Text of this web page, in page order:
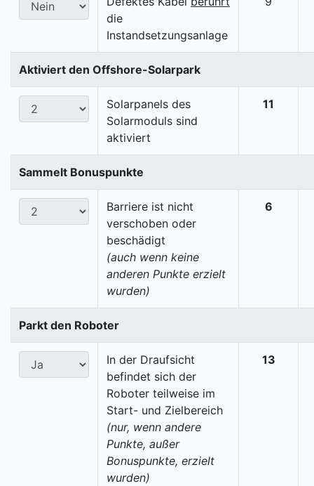
die
Instandsetzungsanlage
Aktiviert den Offshore-Solarpark
Solarpanels des
Solarmoduls sind
aktiviert
11
Sammelt Bonuspunkte
Barriere ist nicht
verschoben oder
beschädigt
(auch wenn keine
anderen Punkte erzielt
wurden)
6
Parkt den Roboter
In der Draufsicht
befindet sich der
Roboter teilweise im
Start- und Zielbereich
(nur, wenn andere
Punkte, außer
Bonuspunkte, erzielt
wurden)
13